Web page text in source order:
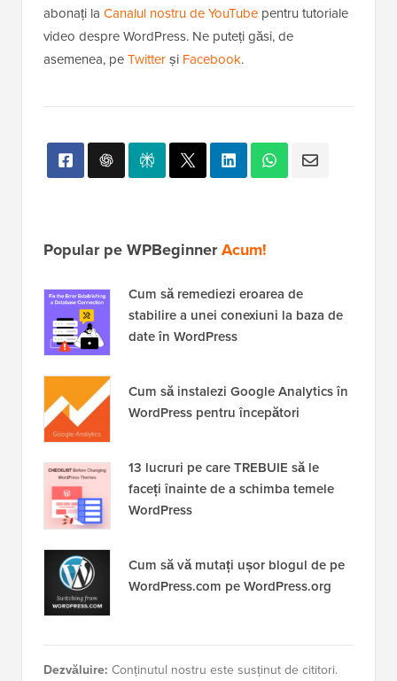
abonați la Canalul nostru de YouTube pentru tutoriale
video despre WordPress. Ne puteți găsi, de
asemenea, peTwitterși Facebook.
Popular pe WPBeginnerAcum!
Cum să remediezi eroarea de
stabilire a unei conexiuni la baza de
date în WordPress
Cum să instalezi Google Analytics în
WordPress pentru începători
13 lucruri pe care TREBUIE să le
faceți înainte de a schimba temele
WordPress
Cum să vă mutați ușor blogul de pe
WordPress.com pe WordPress.org
Dezvăluire: Conținutul nostru este susținut de cititori.